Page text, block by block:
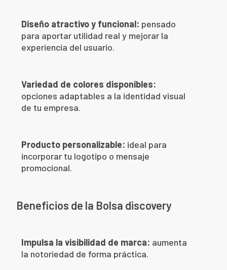
Diseño atractivo y funcional: pensado
para aportar utilidad real y mejorar la
experiencia del usuario.
Variedad de colores disponibles:
opciones adaptables a la identidad visual
de tu empresa.
Producto personalizable: ideal para
incorporar tu logotipo o mensaje
promocional.
Beneficios de la Bolsa discovery
Impulsa la visibilidad de marca: aumenta
la notoriedad de forma práctica.